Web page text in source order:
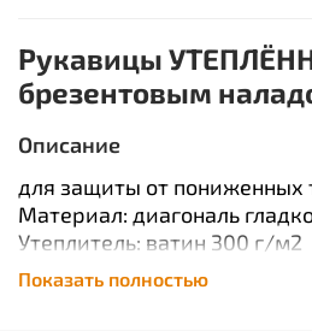
Рукавицы
брезентовым
Описание
для защиты от пониженных
Материал: диагональ
Утеплитель: ватин 300 г/м2
Наладонник: брезент 485 г/
Показать полностью